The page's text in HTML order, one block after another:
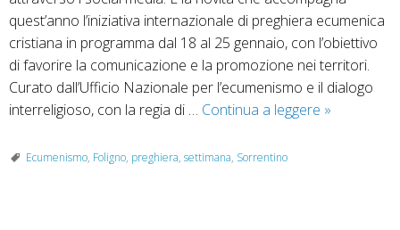
quest’anno l’iniziativa internazionale di preghiera ecumenica
cristiana in programma dal 18 al 25 gennaio, con l’obiettivo
di favorire la comunicazione e la promozione nei territori.
Curato dall’Ufficio Nazionale per l’ecumenismo e il dialogo
interreligioso, con la regia di … Continua a leggere Video
»
Ecumenismo, Foligno, preghiera, settimana, Sorrentino